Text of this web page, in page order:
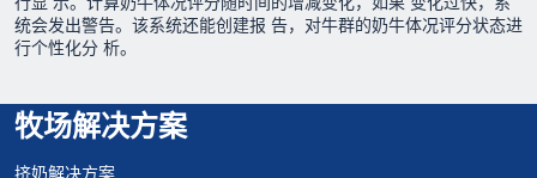
统会发出警告。该系统还能创建报 告，对牛群的奶牛体况评分状态进
行个性化分 析。
牧场解决方案
挤奶解决方案